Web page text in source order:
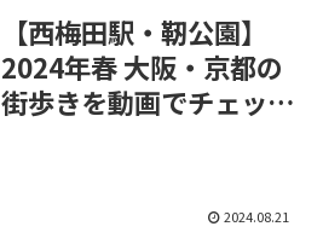
【西梅田駅・靭公園】
2024年春 大阪・京都の
街歩きを動画でチェッ
2024.08.21